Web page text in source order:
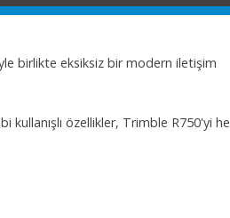
birlikte eksiksiz bir modern iletişim
kullanışlı özellikler, Trimble R750'yi he